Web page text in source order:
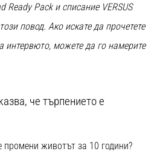
Ready Pack и списание VERSUS
повод. Ако искате да прочетете
интервюто, можете да го намерите
че търпението е
животът за 10 години?